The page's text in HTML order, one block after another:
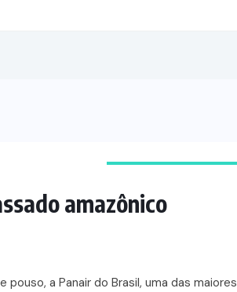
amazônico
a Panair do Brasil, uma das maiores